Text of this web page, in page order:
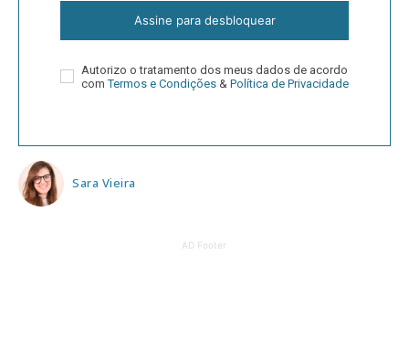
Assine para desbloquear
Autorizo o tratamento dos meus dados de acordo
comTermos e Condições & Política de Privacidade
Sara Vieira
AD Footer